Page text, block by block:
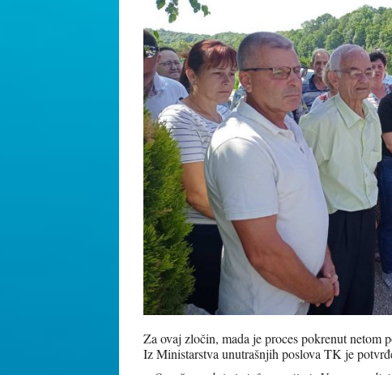
Za ovaj zločin, mada je proces pokrenut netom
Iz Ministarstva unutrašnjih poslova TK je